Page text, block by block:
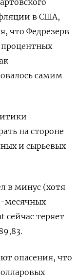
в США,
что Федрезерв
самим
на стороне
и сырьевых
в минус (хотя
месячных
теряет
опасения, что